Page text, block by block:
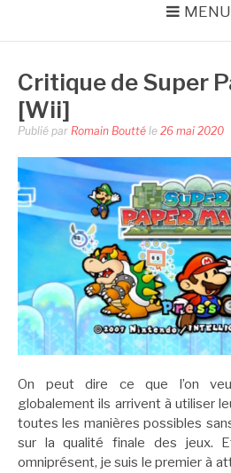
MENU
Critique de Super
[Wii]
Publié par Romain Boutté le 26 mai 2020
On peut dire ce que l’on
globalement ils arrivent à utiliser
toutes les manières possibles
sur la qualité finale des jeux.
omniprésent, je suis le premier à